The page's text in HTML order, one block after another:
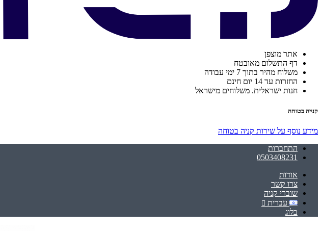
אתר מוצפן
דף התשלום מאובטח
משלוח מהיר בתוך 7 ימי עבודה
החזרות עד 14 יום חינם
חנות ישראלית. משלוחים מישראל
קנייה בטוחה
מידע נוסף על שירות קניה בטוחה
התחברות
0503408231
אודות
צרו קשר
שוברי קניה
עברית
בלוג